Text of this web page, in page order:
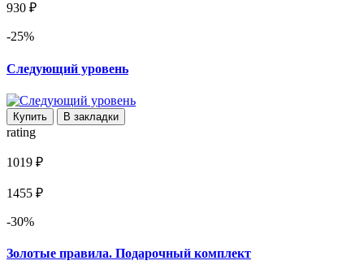
930 ₽
-25%
Следующий уровень
Купить В закладки
rating
1019 ₽
1455 ₽
-30%
Золотые правила. Подарочный комплект